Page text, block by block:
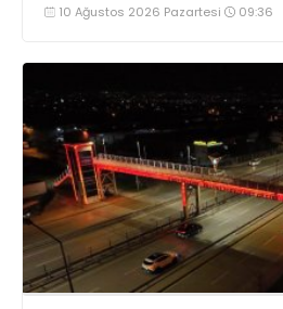
10 Ağustos 2026 Pazartesi 09:36